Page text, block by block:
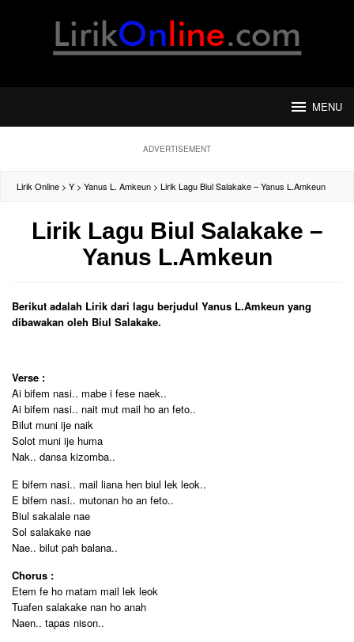
MENU
ADVERTISEMENT
Lirik Online > Y > Yanus L. Amkeun > Lirik Lagu Biul Salakake – Yanus L.Amkeun
Lirik Lagu Biul Salakake –
Yanus L.Amkeun
Berikut adalah Lirik dari lagu berjudul Yanus L.Amkeun yang
dibawakan oleh Biul Salakake.
Verse :
Ai bifem nasi.. mabe i fese naek..
Ai bifem nasi.. nait mut mail ho an feto..
Bilut muni ije naik
Solot muni ije huma
Nak.. dansa kizomba..
E bifem nasi.. mail liana hen biul lek leok..
E bifem nasi.. mutonan ho an feto..
Biul sakalale nae
Sol salakake nae
Nae.. bilut pah balana..
Chorus :
Etem fe ho matam mail lek leok
Tuafen salakake nan ho anah
Naen.. tapas nison..